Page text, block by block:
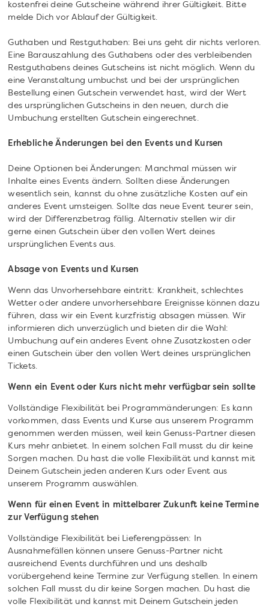
kostenfrei deine Gutscheine während ihrer Gültigkeit. Bitte
melde Dich vor Ablauf der Gültigkeit.
Guthaben und Restguthaben: Bei uns geht dir nichts verloren.
Eine Barauszahlung des Guthabens oder des verbleibenden
Restguthabens deines Gutscheins ist nicht möglich. Wenn du
eine Veranstaltung umbuchst und bei der ursprünglichen
Bestellung einen Gutschein verwendet hast, wird der Wert
des ursprünglichen Gutscheins in den neuen, durch die
Umbuchung erstellten Gutschein eingerechnet.
Erhebliche Änderungen bei den Events und Kursen
Deine Optionen bei Änderungen: Manchmal müssen wir
Inhalte eines Events ändern. Sollten diese Änderungen
wesentlich sein, kannst du ohne zusätzliche Kosten auf ein
anderes Event umsteigen. Sollte das neue Event teurer sein,
wird der Differenzbetrag fällig. Alternativ stellen wir dir
gerne einen Gutschein über den vollen Wert deines
ursprünglichen Events aus.
Absage von Events und Kursen
Wenn das Unvorhersehbare eintritt: Krankheit, schlechtes
Wetter oder andere unvorhersehbare Ereignisse können dazu
führen, dass wir ein Event kurzfristig absagen müssen. Wir
informieren dich unverzüglich und bieten dir die Wahl:
Umbuchung auf ein anderes Event ohne Zusatzkosten oder
einen Gutschein über den vollen Wert deines ursprünglichen
Tickets.
Wenn ein Event oder Kurs nicht mehr verfügbar sein sollte
Vollständige Flexibilität bei Programmänderungen: Es kann
vorkommen, dass Events und Kurse aus unserem Programm
genommen werden müssen, weil kein Genuss-Partner diesen
Kurs mehr anbietet. In einem solchen Fall musst du dir keine
Sorgen machen. Du hast die volle Flexibilität und kannst mit
Deinem Gutschein jeden anderen Kurs oder Event aus
unserem Programm auswählen.
Wenn für einen Event in mittelbarer Zukunft keine Termine
zur Verfügung stehen
Vollständige Flexibilität bei Lieferengpässen: In
Ausnahmefällen können unsere Genuss-Partner nicht
ausreichend Events durchführen und uns deshalb
vorübergehend keine Termine zur Verfügung stellen. In einem
solchen Fall musst du dir keine Sorgen machen. Du hast die
volle Flexibilität und kannst mit Deinem Gutschein jeden